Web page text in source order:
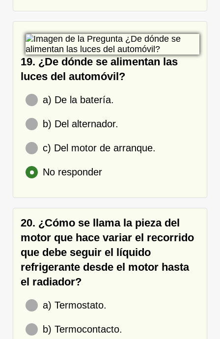
19. ¿De dónde se alimentan las
luces del automóvil?
a) De la batería.
b) Del alternador.
c) Del motor de arranque.
No responder
20. ¿Cómo se llama la pieza del
motor que hace variar el recorrido
que debe seguir el líquido
refrigerante desde el motor hasta
el radiador?
a) Termostato.
b) Termocontacto.